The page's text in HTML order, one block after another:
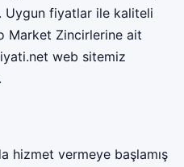
Uygun fiyatlar ile kaliteli
Market Zincirlerine ait
web sitemiz
hizmet vermeye başlamış